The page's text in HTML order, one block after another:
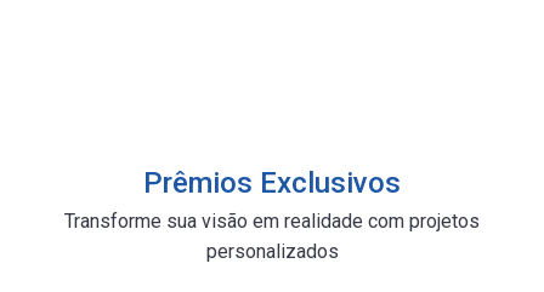
Prêmios Exclusivos
Transforme sua visão em realidade com projetos
personalizados